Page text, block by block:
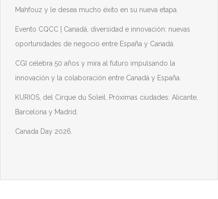
Mahfouz y le desea mucho éxito en su nueva etapa.
Evento CQCC | Canadá, diversidad e innovación: nuevas
oportunidades de negocio entre España y Canadá.
CGI celebra 50 años y mira al futuro impulsando la
innovación y la colaboración entre Canadá y España.
KURIOS, del Cirque du Soleil. Próximas ciudades: Alicante,
Barcelona y Madrid.
Canada Day 2026.